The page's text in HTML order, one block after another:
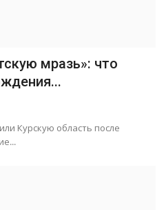
мразь»: что
Курскую область после